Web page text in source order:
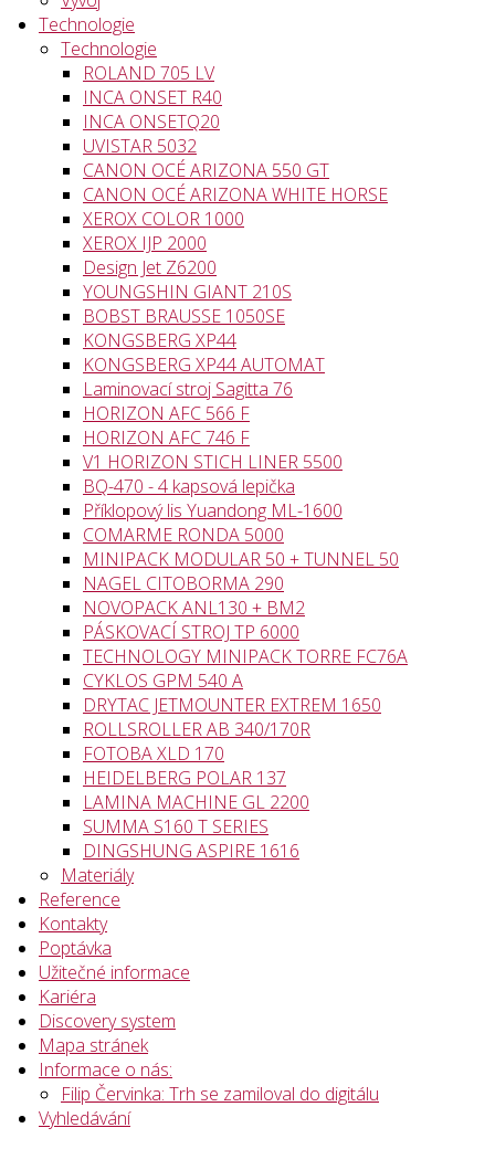
Technologie
Technologie
ROLAND 705 LV
INCA ONSET R40
INCA ONSETQ20
UVISTAR 5032
CANON OCÉ ARIZONA 550 GT
CANON OCÉ ARIZONA WHITE HORSE
XEROX COLOR 1000
XEROX IJP 2000
Design Jet Z6200
YOUNGSHIN GIANT 210S
BOBST BRAUSSE 1050SE
KONGSBERG XP44
KONGSBERG XP44 AUTOMAT
Laminovací stroj Sagitta 76
HORIZON AFC 566 F
HORIZON AFC 746 F
V1 HORIZON STICH LINER 5500
BQ-470 - 4 kapsová lepička
Příklopový lis Yuandong ML-1600
COMARME RONDA 5000
MINIPACK MODULAR 50 + TUNNEL 50
NAGEL CITOBORMA 290
NOVOPACK ANL130 + BM2
PÁSKOVACÍ STROJ TP 6000
TECHNOLOGY MINIPACK TORRE FC76A
CYKLOS GPM 540 A
DRYTAC JETMOUNTER EXTREM 1650
ROLLSROLLER AB 340/170R
FOTOBA XLD 170
HEIDELBERG POLAR 137
LAMINA MACHINE GL 2200
SUMMA S160 T SERIES
DINGSHUNG ASPIRE 1616
Materiály
Reference
Kontakty
Poptávka
Užitečné informace
Kariéra
Discovery system
Mapa stránek
Informace o nás:
Filip Červinka: Trh se zamiloval do digitálu
Vyhledávání